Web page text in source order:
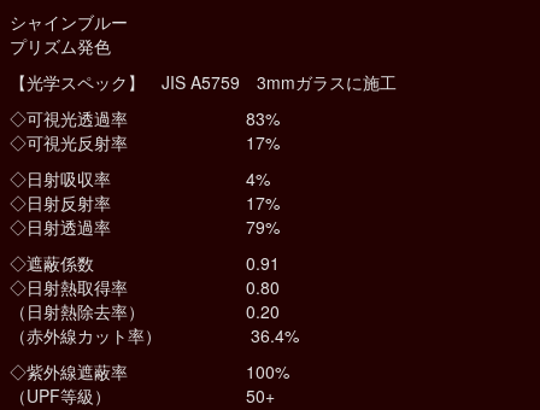
シャインブルー
プリズム発色
【光学スペック】 JIS A5759 3mmガラスに施工
◇可視光透過率 83%
◇可視光反射率 17%
◇日射吸収率 4%
◇日射反射率 17%
◇日射透過率 79%
◇遮蔽係数 0.91
◇日射熱取得率 0.80
（日射熱除去率） 0.20
（赤外線カット率） 36.4%
◇紫外線遮蔽率 100%
（UPF等級） 50+